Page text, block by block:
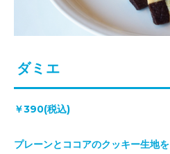
ダミエ
￥390(税込)
プレーンとココアのクッキー生地を